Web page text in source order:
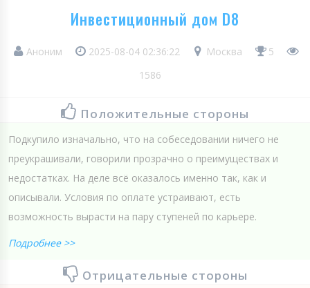
Инвестиционный дом D8
Аноним 2025-08-04 02:36:22 Москва
5
1586
Положительные стороны
Подкупило изначально, что на собеседовании ничего не
преукрашивали, говорили прозрачно о преимуществах и
недостатках. На деле всё оказалось именно так, как и
описывали. Условия по оплате устраивают, есть
возможность вырасти на пару ступеней по карьере.
Подробнее >>
Отрицательные стороны